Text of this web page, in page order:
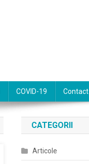
COVID-19 Contact
CATEGORII
Articole